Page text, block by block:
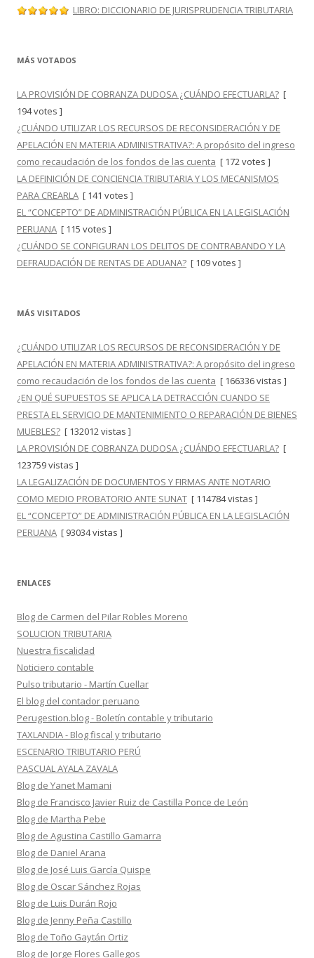
LIBRO: DICCIONARIO DE JURISPRUDENCIA TRIBUTARIA
MÁS VOTADOS
LA PROVISIÓN DE COBRANZA DUDOSA ¿CUÁNDO EFECTUARLA? [
194 votes ]
¿CUÁNDO UTILIZAR LOS RECURSOS DE RECONSIDERACIÓN Y DE
APELACIÓN EN MATERIA ADMINISTRATIVA?: A propósito del ingreso
como recaudación de los fondos de las cuenta [ 172 votes ]
LA DEFINICIÓN DE CONCIENCIA TRIBUTARIA Y LOS MECANISMOS
PARA CREARLA [ 141 votes ]
EL “CONCEPTO” DE ADMINISTRACIÓN PÚBLICA EN LA LEGISLACIÓN
PERUANA [ 115 votes ]
¿CUÁNDO SE CONFIGURAN LOS DELITOS DE CONTRABANDO Y LA
DEFRAUDACIÓN DE RENTAS DE ADUANA? [ 109 votes ]
MÁS VISITADOS
¿CUÁNDO UTILIZAR LOS RECURSOS DE RECONSIDERACIÓN Y DE
APELACIÓN EN MATERIA ADMINISTRATIVA?: A propósito del ingreso
como recaudación de los fondos de las cuenta [ 166336 vistas ]
¿EN QUÉ SUPUESTOS SE APLICA LA DETRACCIÓN CUANDO SE
PRESTA EL SERVICIO DE MANTENIMIENTO O REPARACIÓN DE BIENES
MUEBLES? [ 132012 vistas ]
LA PROVISIÓN DE COBRANZA DUDOSA ¿CUÁNDO EFECTUARLA? [
123759 vistas ]
LA LEGALIZACIÓN DE DOCUMENTOS Y FIRMAS ANTE NOTARIO
COMO MEDIO PROBATORIO ANTE SUNAT [ 114784 vistas ]
EL “CONCEPTO” DE ADMINISTRACIÓN PÚBLICA EN LA LEGISLACIÓN
PERUANA [ 93034 vistas ]
ENLACES
Blog de Carmen del Pilar Robles Moreno
SOLUCION TRIBUTARIA
Nuestra fiscalidad
Noticiero contable
Pulso tributario - Martín Cuellar
El blog del contador peruano
Perugestion.blog - Boletín contable y tributario
TAXLANDIA - Blog fiscal y tributario
ESCENARIO TRIBUTARIO PERÚ
PASCUAL AYALA ZAVALA
Blog de Yanet Mamani
Blog de Francisco Javier Ruiz de Castilla Ponce de León
Blog de Martha Pebe
Blog de Agustina Castillo Gamarra
Blog de Daniel Arana
Blog de José Luis García Quispe
Blog de Oscar Sánchez Rojas
Blog de Luis Durán Rojo
Blog de Jenny Peña Castillo
Blog de Toño Gaytán Ortiz
Blog de Jorge Flores Gallegos